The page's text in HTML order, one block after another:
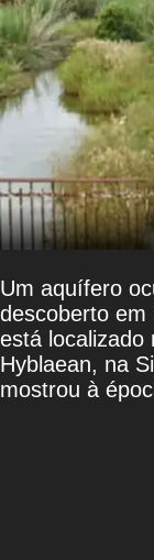
Um aquífero
descoberto em
está localizado
Hyblaean, na
mostrou à